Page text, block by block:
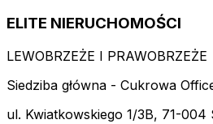
ELITE NIERUCHOMOŚCI
LEWOBRZEŻE I PRAWOBRZEŻE
Siedziba główna - Cukrowa
ul. Kwiatkowskiego 1/3B, 71-004